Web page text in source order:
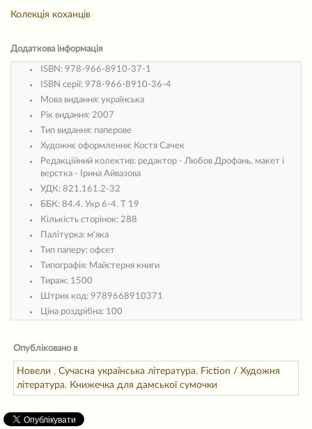
Колекція коханців
Додаткова інформація
ISBN: 978-966-8910-37-1
ISBN серії: 978-966-8910-36-4
Мова видання: українська
Рік видання: 2007
Тип видання: паперове
Художнє оформлення: Костя Сачек
Редакційний колектив: редактор - Любов Дрофань, макет і
верстка - Ірина Айвазова
УДК: 821.161.2-32
ББК: 84.4. Укр 6-4. Т 19
Кількість сторінок: 288
Палітурка: м'яка
Тип паперу: офсет
Типографія: Майстерня книги
Тираж: 1500
Штрих код: 9789668910371
Ціна роздрібна: 100
Опубліковано в
Новели , Сучасна українська література, Fiction / Художня
література, Книжечка для дамської сумочки